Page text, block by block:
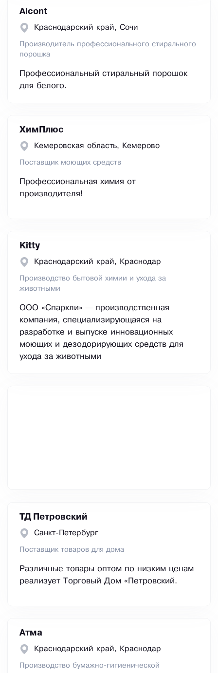
Alcont
Краснодарский край, Сочи
Производитель профессионального стирального
порошка
Профессиональный стиральный порошок
для белого.
ХимПлюс
Кемеровская область, Кемерово
Поставщик моющих средств
Профессиональная химия от
производителя!
Kitty
Краснодарский край, Краснодар
Производство бытовой химии и ухода за
животными
ООО «Спаркли» — производственная
компания, специализирующаяся на
разработке и выпуске инновационных
моющих и дезодорирующих средств для
ухода за животными
ТД Петровский
Санкт-Петербург
Поставщик товаров для дома
Различные товары оптом по низким ценам
реализует Торговый Дом «Петровский.
Атма
Краснодарский край, Краснодар
Производство бумажно-гигиенической